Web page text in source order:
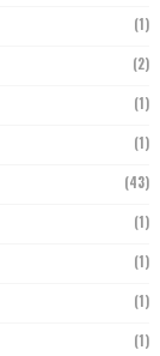
(1)
(2)
(1)
(1)
(43)
(1)
(1)
(1)
(1)